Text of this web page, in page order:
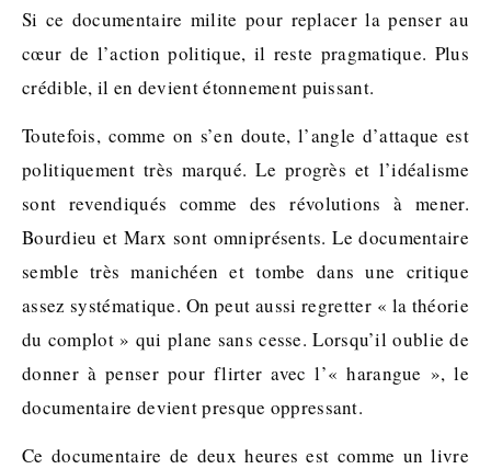
Si ce documentaire milite pour replacer la penser au
cœur de l’action politique, il reste pragmatique. Plus
crédible, il en devient étonnement puissant.
Toutefois, comme on s’en doute, l’angle d’attaque est
politiquement très marqué. Le progrès et l’idéalisme
sont revendiqués comme des révolutions à mener.
Bourdieu et Marx sont omniprésents. Le documentaire
semble très manichéen et tombe dans une critique
assez systématique. On peut aussi regretter « la théorie
du complot » qui plane sans cesse. Lorsqu’il oublie de
donner à penser pour flirter avec l’« harangue », le
documentaire devient presque oppressant.
Ce documentaire de deux heures est comme un livre